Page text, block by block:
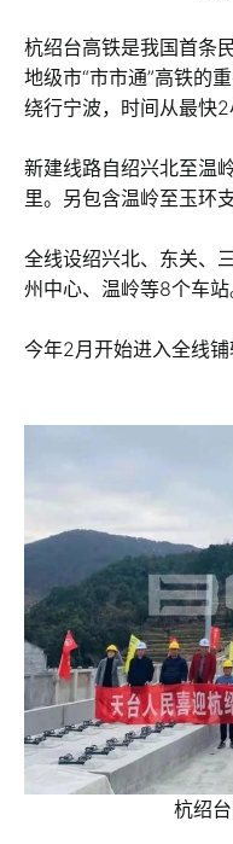
杭绍台高铁是我国首条
地级市“市市通”高铁的
绕行宁波，时间从最快2
新建线路自绍兴北至温
里。另包含温岭至玉环
全线设绍兴北、东关、
州中心、温岭等8个车站
今年2月开始进入全线铺
杭绍